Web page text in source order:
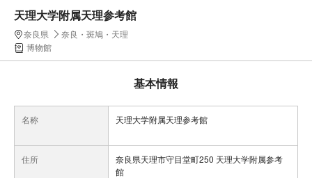
天理大学附属天理参考館
奈良県
奈良・斑鳩・天理
博物館
基本情報
名称 天理大学附属天理参考館
住所
奈良県天理市守目堂町250 天理大学附属参考
館